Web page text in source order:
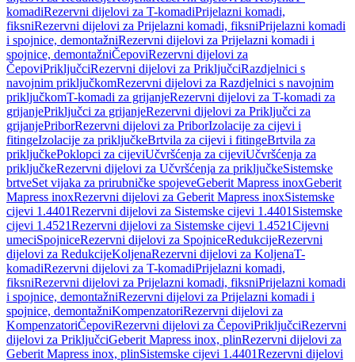
komadiRezervni dijelovi za T-komadiPrijelazni komadi,
fiksniRezervni dijelovi za Prijelazni komadi, fiksniPrijelazni komadi
i spojnice, demontažniRezervni dijelovi za Prijelazni komadi i
spojnice, demontažniČepoviRezervni dijelovi za
ČepoviPriključciRezervni dijelovi za PriključciRazdjelnici s
navojnim priključkomRezervni dijelovi za Razdjelnici s navojnim
priključkomT-komadi za grijanjeRezervni dijelovi za T-komadi za
grijanjePriključci za grijanjeRezervni dijelovi za Priključci za
grijanjePriborRezervni dijelovi za PriborIzolacije za cijevi i
fitingeIzolacije za priključkeBrtvila za cijevi i fitingeBrtvila za
priključkePoklopci za cijeviUčvršćenja za cijeviUčvršćenja za
priključkeRezervni dijelovi za Učvršćenja za priključkeSistemske
brtveSet vijaka za prirubničke spojeveGeberit Mapress inoxGeberit
Mapress inoxRezervni dijelovi za Geberit Mapress inoxSistemske
cijevi 1.4401Rezervni dijelovi za Sistemske cijevi 1.4401 Sistemske
cijevi 1.4521Rezervni dijelovi za Sistemske cijevi 1.4521Cijevni
umeciSpojniceRezervni dijelovi za SpojniceRedukcijeRezervni
dijelovi za RedukcijeKoljenaRezervni dijelovi za KoljenaT-
komadiRezervni dijelovi za T-komadiPrijelazni komadi,
fiksniRezervni dijelovi za Prijelazni komadi, fiksniPrijelazni komadi
i spojnice, demontažniRezervni dijelovi za Prijelazni komadi i
spojnice, demontažniKompenzatoriRezervni dijelovi za
KompenzatoriČepoviRezervni dijelovi za ČepoviPriključciRezervni
dijelovi za PriključciGeberit Mapress inox, plinRezervni dijelovi za
Geberit Mapress inox, plinSistemske cijevi 1.4401Rezervni dijelovi